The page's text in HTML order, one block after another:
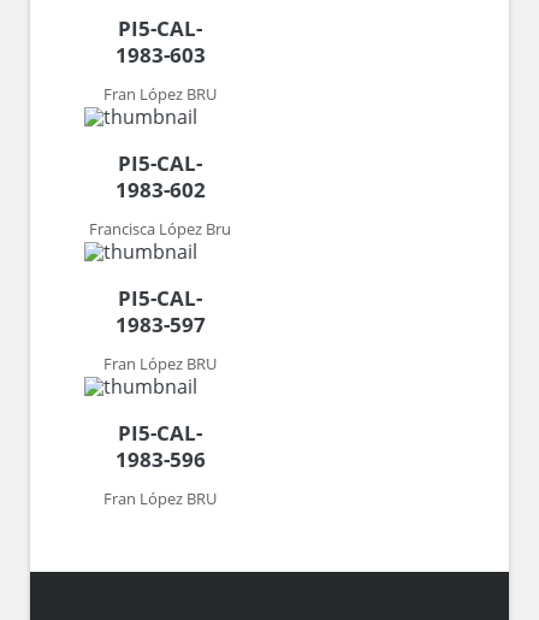
PI5-CAL-
1983-603
Fran López BRU
PI5-CAL-
1983-602
Francisca López Bru
PI5-CAL-
1983-597
Fran López BRU
PI5-CAL-
1983-596
Fran López BRU